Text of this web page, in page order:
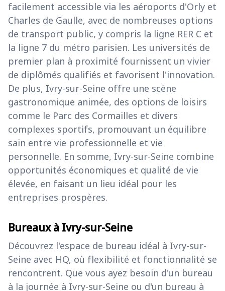
facilement accessible via les aéroports d'Orly et
Charles de Gaulle, avec de nombreuses options
de transport public, y compris la ligne RER C et
la ligne 7 du métro parisien. Les universités de
premier plan à proximité fournissent un vivier
de diplômés qualifiés et favorisent l'innovation.
De plus, Ivry-sur-Seine offre une scène
gastronomique animée, des options de loisirs
comme le Parc des Cormailles et divers
complexes sportifs, promouvant un équilibre
sain entre vie professionnelle et vie
personnelle. En somme, Ivry-sur-Seine combine
opportunités économiques et qualité de vie
élevée, en faisant un lieu idéal pour les
entreprises prospères.
Bureaux à Ivry-sur-Seine
Découvrez l'espace de bureau idéal à Ivry-sur-
Seine avec HQ, où flexibilité et fonctionnalité se
rencontrent. Que vous ayez besoin d'un bureau
à la journée à Ivry-sur-Seine ou d'un bureau à